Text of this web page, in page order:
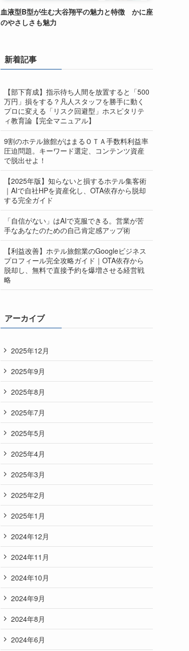
血液型B型が生む大谷翔平の魅力と特徴 かに座
のやさしさも魅力
新着記事
【部下育成】指示待ち人間を放置すると「500
万円」損をする？凡人スタッフを勝手に動く
プロに変える「リスク回避型」ホスピタリテ
ィ教育論【完全マニュアル】
9割のホテル旅館がはまるＯＴＡ手数料利益率
圧迫問題。キーワード選定、コンテンツ資産
で脱出せよ！
【2025年版】知らないと損するホテル集客術
｜AIで自社HPを資産化し、OTA依存から脱却
する完全ガイド
「自信がない」はAIで克服できる。営業が苦
手なあなたのための自己肯定感アップ術
【利益改善】ホテル旅館業のGoogleビジネス
プロフィール完全攻略ガイド｜OTA依存から
脱却し、無料で直接予約を爆増させる経営戦
略
アーカイブ
2025年12月
2025年9月
2025年8月
2025年7月
2025年5月
2025年4月
2025年3月
2025年2月
2025年1月
2024年12月
2024年11月
2024年10月
2024年9月
2024年8月
2024年6月